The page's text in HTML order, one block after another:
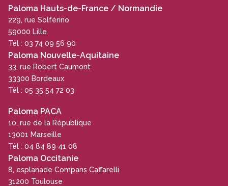
Paloma Hauts-de-France / Normandie
229, rue Solférino
59000 Lille
Tél : 03 74 09 56 90
Paloma Nouvelle-Aquitaine
33, rue Robert Caumont
33300 Bordeaux
Tél : 05 35 54 72 03
Paloma PACA
10, rue de la République
13001 Marseille
Tél : 04 84 89 41 08
Paloma Occitanie
8, esplanade Compans Caffarelli
31200 Toulouse